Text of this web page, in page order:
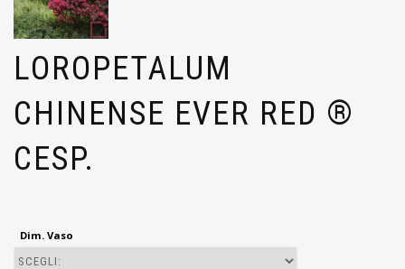
LOROPETALUM
CHINENSE EVER RED ®
CESP.
Dim. Vaso